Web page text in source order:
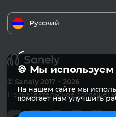
Русский
© Sanely 2017 – 2026
Пользовательское
🍪 Мы
На нашем сайте мы
помогает нам улучшить